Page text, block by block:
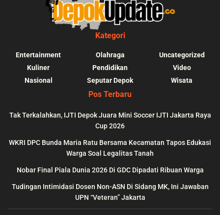
Kategori
Entertainment
Kuliner
Nasional
Olahraga
Pendidikan
Seputar Depok
Uncategorized
Video
Wisata
Pos Terbaru
Tak Terkalahkan, IJTI Depok Juara Mini Soccer IJTI Jakarta Raya
Cup 2026
WKRI DPC Bunda Maria Ratu Bersama Kecamatan Tapos Edukasi
Warga Soal Legalitas Tanah
Nobar Final Piala Dunia 2026 Di GDC Dipadati Ribuan Warga
Tudingan Intimidasi Dosen Non-ASN Di Sidang MK, Ini Jawaban
UPN “Veteran” Jakarta
depokupdate.co/wp-
line
:
content/themes/
could be found in